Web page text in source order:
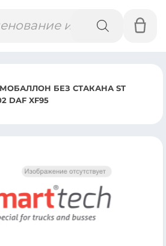
БЕЗ СТАКАНА ST
DAF XF95